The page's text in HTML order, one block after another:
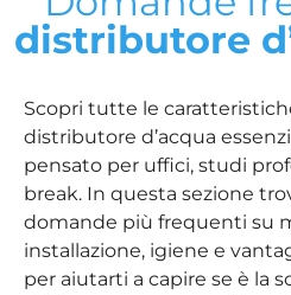
distributore
Scopri tutte le
distributore d’acqua
pensato per uffici, studi
break. In questa sezione
domande più frequenti su
installazione, igiene e
per aiutarti a capire se è la